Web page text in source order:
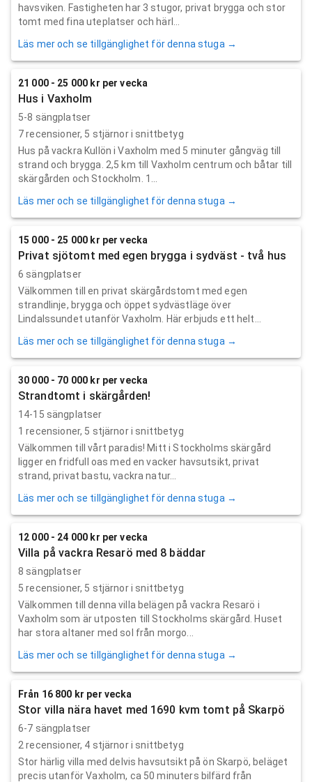
havsviken. Fastigheten har 3 stugor, privat brygga och stor
tomt med fina uteplatser och härl...
Läs mer och se tillgänglighet för denna stuga →
21 000 - 25 000 kr per vecka
Hus i Vaxholm
5-8 sängplatser
7recensioner, 5 stjärnor i snittbetyg
Hus på vackra Kullön i Vaxholm med 5 minuter gångväg till
strand och brygga. 2,5 km till Vaxholm centrum och båtar till
skärgården och Stockholm. 1...
Läs mer och se tillgänglighet för denna stuga →
15 000 - 25 000 kr per vecka
Privat sjötomt med egen brygga i sydväst - två hus
6 sängplatser
Välkommen till en privat skärgårdstomt med egen
strandlinje, brygga och öppet sydvästläge över
Lindalssundet utanför Vaxholm. Här erbjuds ett helt...
Läs mer och se tillgänglighet för denna stuga →
30 000 - 70 000 kr per vecka
Strandtomt i skärgården!
14-15 sängplatser
1 recensioner, 5 stjärnor i snittbetyg
Välkommen till vårt paradis! Mitt i Stockholms skärgård
ligger en fridfull oas med en vacker havsutsikt, privat
strand, privat bastu, vackra natur...
Läs mer och se tillgänglighet för denna stuga →
12 000 - 24 000 kr per vecka
Villa på vackra Resarö med 8 bäddar
8 sängplatser
5 recensioner, 5 stjärnor i snittbetyg
Välkommen till denna villa belägen på vackra Resarö i
Vaxholm som är utposten till Stockholms skärgård. Huset
har stora altaner med sol från morgo...
Läs mer och se tillgänglighet för denna stuga →
Från 16 800 kr per vecka
Stor villa nära havet med 1690 kvm tomt på Skarpö
6-7 sängplatser
2 recensioner, 4 stjärnor i snittbetyg
Stor härlig villa med delvis havsutsikt på ön Skarpö, beläget
precis utanför Vaxholm, ca 50 minuters bilfärd från